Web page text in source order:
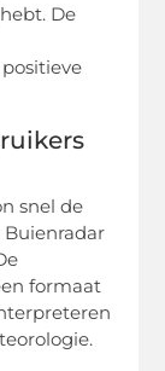
De
snel de
formaat